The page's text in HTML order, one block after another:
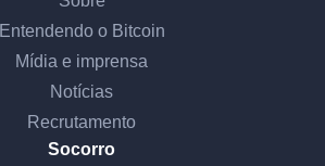
Entendendo o Bitcoin
Mídia e imprensa
Notícias
Recrutamento
Socorro